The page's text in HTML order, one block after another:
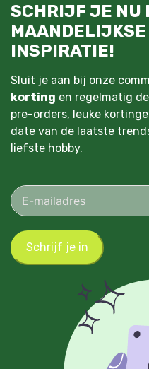
SCHRIJF JE NU
MAANDELIJKSE
INSPIRATIE!
Sluit je aan bij onze
korting en regelmatig
pre-orders, leuke
date van de laatste
liefste hobby.
Schrijf je in